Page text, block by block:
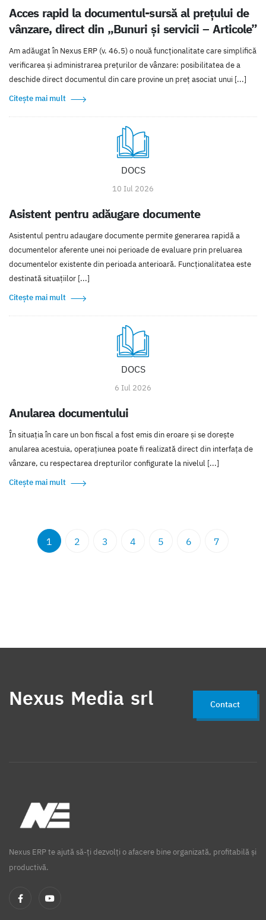
Acces rapid la documentul-sursă al prețului de
vânzare, direct din „Bunuri și servicii – Articole”
Am adăugat în Nexus ERP (v. 46.5) o nouă funcționalitate care simplifică
verificarea și administrarea prețurilor de vânzare: posibilitatea de a
deschide direct documentul din care provine un preț asociat unui [...]
Citește mai mult
DOCS
10 Iul 2026
Asistent pentru adăugare documente
Asistentul pentru adaugare documente permite generarea rapidă a
documentelor aferente unei noi perioade de evaluare prin preluarea
documentelor existente din perioada anterioară. Funcționalitatea este
destinată situațiilor [...]
Citește mai mult
DOCS
6 Iul 2026
Anularea documentului
În situația în care un bon fiscal a fost emis din eroare și se dorește
anularea acestuia, operațiunea poate fi realizată direct din interfața de
vânzare, cu respectarea drepturilor configurate la nivelul [...]
Citește mai mult
1 2 3 4 5 6 7
Nexus Media srl Contact
Nexus ERP te ajută să-ți dezvolți o afacere bine organizată, profitabilă și
productivă.